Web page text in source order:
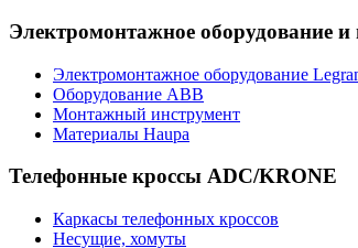
Электромонтажное оборудование и
Электромонтажное оборудование
Оборудование ABB
Монтажный инструмент
Материалы Haupa
Телефонные кроссы ADC/KRONE
Каркасы телефонных кроссов
Несущие, хомуты